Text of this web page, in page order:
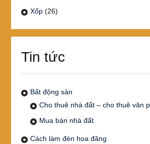
Xốp (26)
Tin tức
Bất động sản
Cho thuê nhà đất – cho thuê văn
Mua bán nhà đất
Cách làm đèn hoa đăng